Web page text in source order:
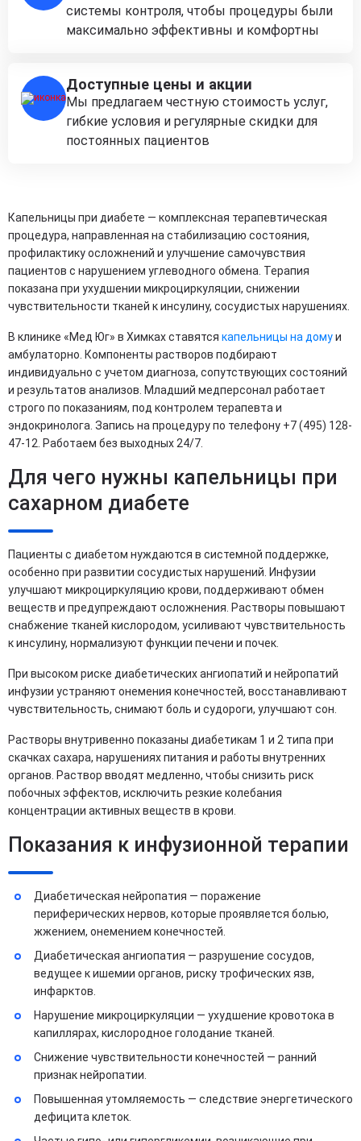
системы контроля, чтобы процедуры были
максимально эффективны и комфортны
Доступные цены и акции
Мы предлагаем честную стоимость услуг,
гибкие условия и регулярные скидки для
постоянных пациентов
Капельницы при диабете — комплексная терапевтическая
процедура, направленная на стабилизацию состояния,
профилактику осложнений и улучшение самочувствия
пациентов с нарушением углеводного обмена. Терапия
показана при ухудшении микроциркуляции, снижении
чувствительности тканей к инсулину, сосудистых нарушениях.
В клинике «Мед Юг» в Химках ставятся капельницы на домуи
амбулаторно. Компоненты растворов подбирают
индивидуально с учетом диагноза, сопутствующих состояний
и результатов анализов. Младший медперсонал работает
строго по показаниям, под контролем терапевта и
эндокринолога. Запись на процедуру по телефону +7 (495) 128-
47-12. Работаем без выходных 24/7.
Для чего нужны капельницы при
сахарном диабете
Пациенты с диабетом нуждаются в системной поддержке,
особенно при развитии сосудистых нарушений. Инфузии
улучшают микроциркуляцию крови, поддерживают обмен
веществ и предупреждают осложнения. Растворы повышают
снабжение тканей кислородом, усиливают чувствительность
к инсулину, нормализуют функции печени и почек.
При высоком риске диабетических ангиопатий и нейропатий
инфузии устраняют онемения конечностей, восстанавливают
чувствительность, снимают боль и судороги, улучшают сон.
Растворы внутривенно показаны диабетикам 1 и 2 типа при
скачках сахара, нарушениях питания и работы внутренних
органов. Раствор вводят медленно, чтобы снизить риск
побочных эффектов, исключить резкие колебания
концентрации активных веществ в крови.
Показания к инфузионной терапии
Диабетическая нейропатия — поражение
периферических нервов, которые проявляется болью,
жжением, онемением конечностей.
Диабетическая ангиопатия — разрушение сосудов,
ведущее к ишемии органов, риску трофических язв,
инфарктов.
Нарушение микроциркуляции — ухудшение кровотока в
капиллярах, кислородное голодание тканей.
Снижение чувствительности конечностей — ранний
признак нейропатии.
Повышенная утомляемость — следствие энергетического
дефицита клеток.